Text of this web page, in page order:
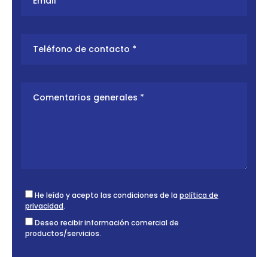
He leído y acepto las condiciones de la política de
privacidad.
Deseo recibir información comercial de
productos/servicios.